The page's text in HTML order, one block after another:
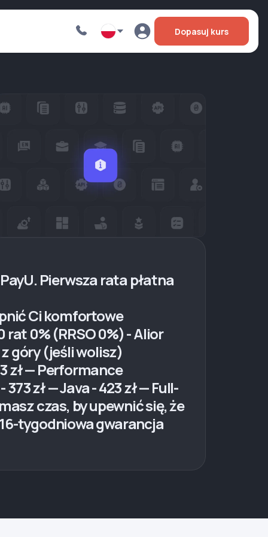
Dopasuj kurs
Pierwsza rata płatna
Ci komfortowe
0% (RRSO 0%) - Alior
góry (jeśli wolisz)
zł — Performance
zł — Java - 423 zł — Full-
czas, by upewnić się, że
tygodniowa gwarancja